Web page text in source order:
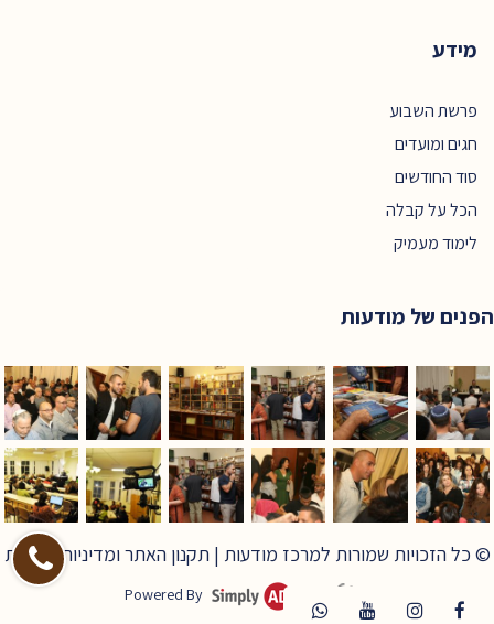
מידע
פרשת השבוע
חגים ומועדים
סוד החודשים
הכל על קבלה
לימוד מעמיק
הפנים של מודעות
© כל הזכויות שמורות למרכז מודעות | תקנון האתר ומדיניות פרטיות
Powered By